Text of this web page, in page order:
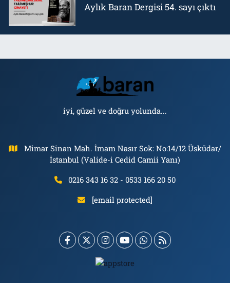
Aylık Baran Dergisi 54. sayı çıktı
iyi, güzel ve doğru yolunda...
Mimar Sinan Mah. İmam Nasır Sok: No:14/12 Üsküdar/
İstanbul (Valide-i Cedid Camii Yanı)
0216 343 16 32 - 0533 166 20 50
[email protected]